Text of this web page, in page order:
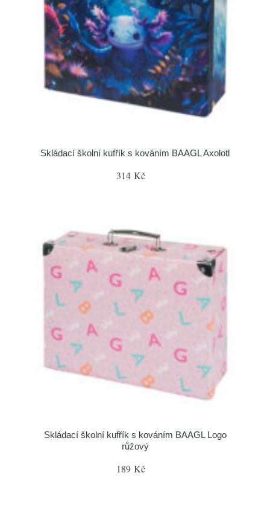
Skládací školní kufřík s kováním BAAGL Axolotl
314 Kč
Skládací školní kufřík s kováním BAAGL Logo
růžový
189 Kč